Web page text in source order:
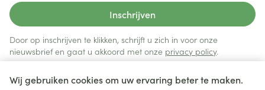
Wij gebruiken cookies om uw ervaring beter te maken.
Inschrijven
Door op inschrijven te klikken, schrijft u zich in voor onze
nieuwsbrief en gaat u akkoord met onze privacy policy.